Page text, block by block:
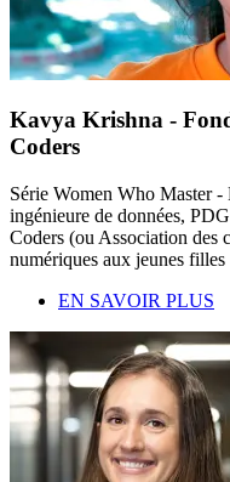
Kavya Krishna -
Coders
Série Women Who Master
ingénieure de données,
Coders (ou Association des
numériques aux jeunes filles
EN SAVOIR PLUS